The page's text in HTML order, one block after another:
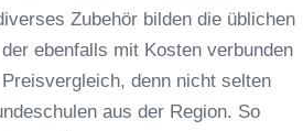
Zubehör bilden die üblichen
ebenfalls mit Kosten verbunden
denn nicht selten
aus der Region. So